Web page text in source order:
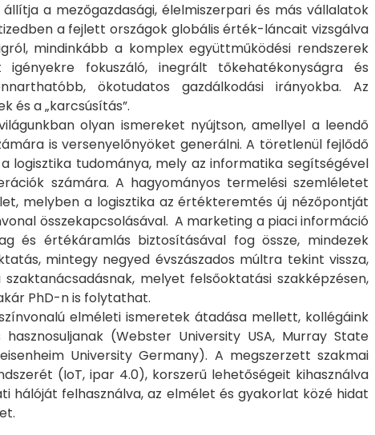
a mezőgazdasági, élelmiszerpari és más vállalatok
a fejlett országok globális érték-láncait vizsgálva
mindinkább a komplex együttműködési rendszerek
fokuszáló, inegrált tőkehatékonyságra és
ökotudatos gazdálkodási irányokba. Az
és a „karcsúsítás”.
olyan ismereket nyújtson, amellyel a leendő
is versenyelőnyöket generálni. A töretlenül fejlődő
logisztika tudománya, mely az informatika segítségével
számára. A hagyományos termelési szemléletet
melyben a logisztika az értékteremtés új nézőpontját
összekapcsolásával. A marketing a piaci információ
és értékáramlás biztosításával fog össze, mindezek
mintegy negyed évszászados múltra tekint vissza,
melyet felsőoktatási szakképzésen,
PhD-n is folytathat.
elméleti ismeretek átadása mellett, kollégáink
(Webster University USA, Murray State
University Germany). A megszerzett szakmai
(IoT, ipar 4.0), korszerű lehetőségeit kihasználva
hálóját felhasználva, az elmélet és gyakorlat közé hidat